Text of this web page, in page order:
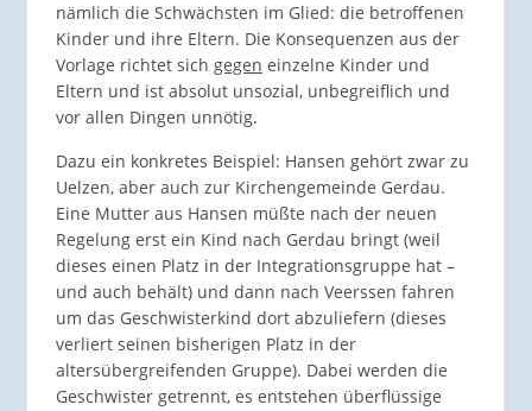
nämlich die Schwächsten im Glied: die betroffenen
Kinder und ihre Eltern. Die Konsequenzen aus der
Vorlage richtet sich gegen einzelne Kinder und
Eltern und ist absolut unsozial, unbegreiflich und
vor allen Dingen unnötig.
Dazu ein konkretes Beispiel: Hansen gehört zwar zu
Uelzen, aber auch zur Kirchengemeinde Gerdau.
Eine Mutter aus Hansen müßte nach der neuen
Regelung erst ein Kind nach Gerdau bringt (weil
dieses einen Platz in der Integrationsgruppe hat –
und auch behält) und dann nach Veerssen fahren
um das Geschwisterkind dort abzuliefern (dieses
verliert seinen bisherigen Platz in der
altersübergreifenden Gruppe). Dabei werden die
Geschwister getrennt, es entstehen überflüssige